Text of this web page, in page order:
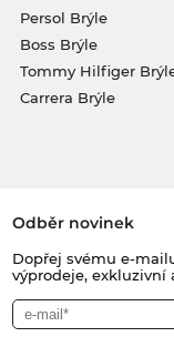
Persol Brýle
Boss Brýle
Tommy Hilfiger
Carrera Brýle
Odběr novinek
Dopřej svému e-
výprodeje, exkluzivní